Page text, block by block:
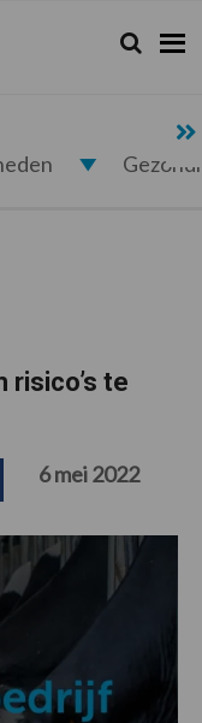
Zoeken...
Zoek
risico’s te
6 mei 2022